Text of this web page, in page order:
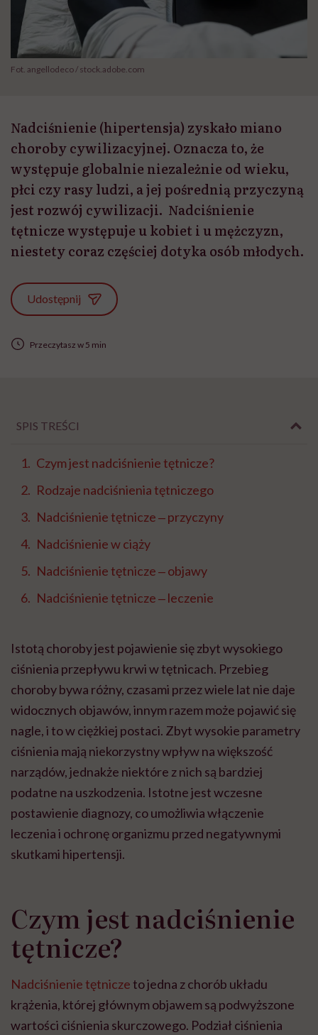
Fot. angellodeco / stock.adobe.com
Nadciśnienie (hipertensja) zyskało miano
choroby cywilizacyjnej. Oznacza to, że
występuje globalnie niezależnie od wieku,
płci czy rasy ludzi, a jej pośrednią przyczyną
jest rozwój cywilizacji. Nadciśnienie
tętnicze występuje u kobiet i u mężczyzn,
niestety coraz częściej dotyka osób młodych.
Udostępnij
Przeczytasz w 5 min
SPIS TREŚCI
Czym jest nadciśnienie tętnicze?
Rodzaje nadciśnienia tętniczego
Nadciśnienie tętnicze ‒ przyczyny
Nadciśnienie w ciąży
Nadciśnienie tętnicze ‒ objawy
Nadciśnienie tętnicze ‒ leczenie
Istotą choroby jest pojawienie się zbyt wysokiego
ciśnienia przepływu krwi w tętnicach. Przebieg
choroby bywa różny, czasami przez wiele lat nie daje
widocznych objawów, innym razem może pojawić się
nagle, i to w ciężkiej postaci. Zbyt wysokie parametry
ciśnienia mają niekorzystny wpływ na większość
narządów, jednakże niektóre z nich są bardziej
podatne na uszkodzenia. Istotne jest wczesne
postawienie diagnozy, co umożliwia włączenie
leczenia i ochronę organizmu przed negatywnymi
skutkami hipertensji.
Czym jest nadciśnienie
tętnicze?
Nadciśnienie tętniczeto jedna z chorób układu
krążenia, której głównym objawem są podwyższone
wartości ciśnienia skurczowego. Podział ciśnienia